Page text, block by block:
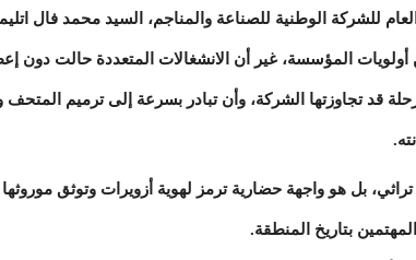
للشركة الوطنية للصناعة والمناجم، السيد محمد فال
المؤسسة، غير أن الانشغالات المتعددة حالت دون
قد تجاوزتها الشركة، وأن تبادر بسرعة إلى ترميم
بل هو واجهة حضارية ترمز لهوية أزويرات وتوثق موروثها
بتاريخ المنطقة.